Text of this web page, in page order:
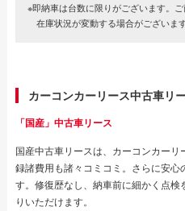
※即納車は台数に限りがございます。
在庫状況が変動する場合がございま
カーコンカーリース中古車リ
「国産」中古車リース
国産中古車リースは、カーコンカー
録諸費用も諸々コミコミ。さらに安心
す。修復歴なし、納車前に細かく点
りいただけます。